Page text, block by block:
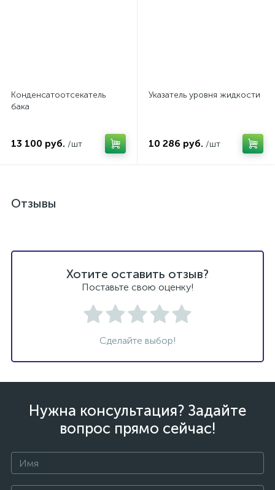
Конденсатоотсекатель
бака
13 100 руб. /шт
Указатель уровня жидкости
10 286 руб. /шт
Отзывы
Хотите оставить отзыв?
Поставьте свою оценку!
Сделайте выбор!
Нужна консультация? Задайте
вопрос прямо сейчас!